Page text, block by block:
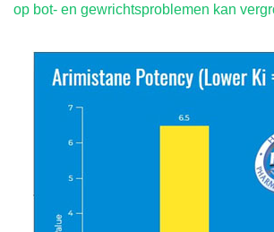
op bot- en gewrichtsproblemen kan